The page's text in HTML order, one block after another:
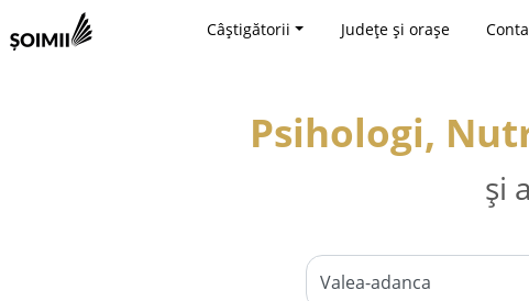
Câștigătorii Județe și orașe
Psihologi,
și